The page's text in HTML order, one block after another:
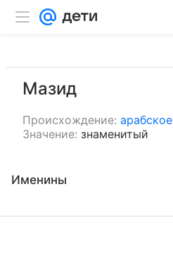
Мазид
Происхождение: арабское
Значение: знаменитый
Именины